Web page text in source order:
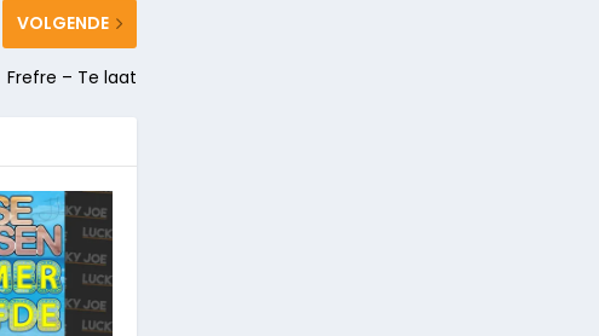
VOLGENDE
Frefre – Te laat